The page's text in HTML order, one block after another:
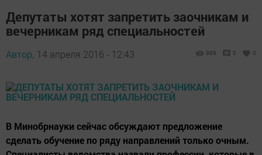
Депутаты хотят запретить заочникам и
вечерникам ряд специальностей
Автор, 14 апреля 2016 - 12:43 989 0 0
В Минобрнауки сейчас обсуждают предложение
сделать обучение по ряду направлений только очным.